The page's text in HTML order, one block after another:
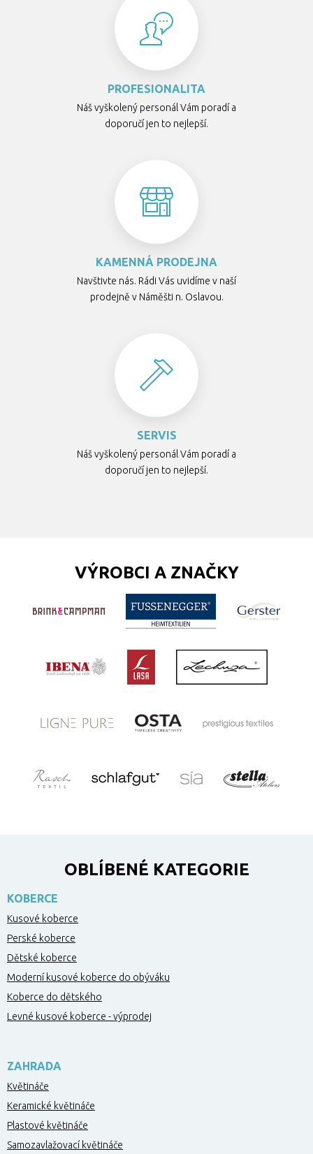
PROFESIONALITA
Náš vyškolený personál Vám poradí a
doporučí jen to nejlepší.
KAMENNÁ PRODEJNA
Navštivte nás. Rádi Vás uvidíme v naší
prodejně v Náměšti n. Oslavou.
SERVIS
Náš vyškolený personál Vám poradí a
doporučí jen to nejlepší.
VÝROBCI A ZNAČKY
OBLÍBENÉ KATEGORIE
KOBERCE
Kusové koberce
Perské koberce
Dětské koberce
Moderní kusové koberce do obýváku
Koberce do dětského
Levné kusové koberce - výprodej
ZAHRADA
Květináče
Keramické květináče
Plastové květináče
Samozavlažovací květináče